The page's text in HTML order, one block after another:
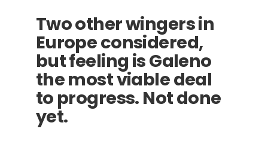
Two other wingers in
Europe considered,
but feeling is Galeno
the most viable deal
to progress. Not done
yet.